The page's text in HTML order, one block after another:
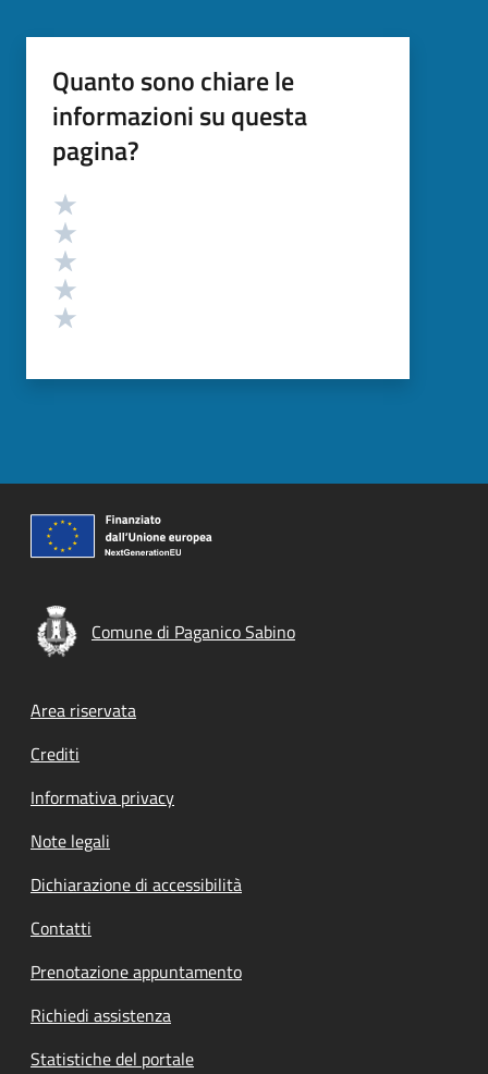
Quanto sono chiare le
informazioni su questa
pagina?
Valutazione
Comune di Paganico Sabino
Footer menu
Area riservata
Crediti
Informativa privacy
Note legali
Dichiarazione di accessibilità
Contatti
Prenotazione appuntamento
Richiedi assistenza
Statistiche del portale